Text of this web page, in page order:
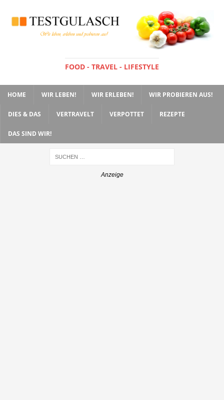
FOOD - TRAVEL - LIFESTYLE
HOME WIR LEBEN! WIR ERLEBEN! WIR PROBIEREN AUS!
DIES & DAS VERTRAVELT VERPOTTET REZEPTE
DAS SIND WIR!